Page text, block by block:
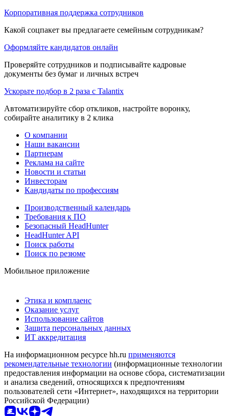
Корпоративная поддержка сотрудников
Какой соцпакет вы предлагаете семейным сотрудникам?
Оформляйте кандидатов онлайн
Проверяйте сотрудников и подписывайте кадровые
документы без бумаг и личных встреч
Ускорьте подбор в 2 раза с Talantix
Автоматизируйте сбор откликов, настройте воронку,
собирайте аналитику в 2 клика
О компании
Наши вакансии
Партнерам
Реклама на сайте
Новости и статьи
Инвесторам
Кандидаты по профессиям
Производственный календарь
Требования к ПО
Безопасный HeadHunter
HeadHunter API
Поиск работы
Поиск по резюме
Мобильное приложение
Этика и комплаенс
Оказание услуг
Использование сайтов
Защита персональных данных
ИТ аккредитация
На информационном ресурсе hh.ru применяются
рекомендательные технологии (информационные технологии
предоставления информации на основе сбора, систематизации
и анализа сведений, относящихся к предпочтениям
пользователей сети «Интернет», находящихся на территории
Российской Федерации)